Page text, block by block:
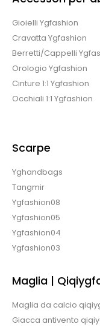
Gioielli Ygfashion
Cravatta Ygfashion
Berretti/Cappelli
Orologio Ygfashion
Cinture 1:1 Ygfashion
Occhiali 1:1 Ygfashion
Scarpe
Yghandbags
Tangmir
Ygfashion08
Ygfashion05
Ygfashion04
Ygfashion03
Maglia |
Maglia da calcio
Giacca antivento